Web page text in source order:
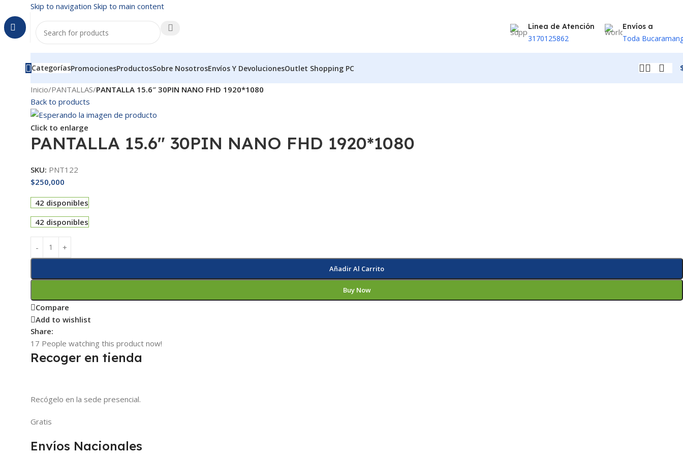
Skip to navigation Skip to main content
Linea de Atención
3170125862
Envíos a
Toda
CategoríasPromocionesProductosSobre NosotrosEnvíos Y DevolucionesOutlet Shopping PC
Inicio/PANTALLAS/PANTALLA 15.6″ 30PIN NANO FHD 1920*1080
Back to products
Click to enlarge
PANTALLA 15.6″ 30PIN NANO FHD 1920*1080
SKU: PNT122
$250,000
42 disponibles
42 disponibles
Añadir Al Carrito
Buy Now
Compare
Add to wishlist
Share:
17 People watching this product now!
Recoger en tienda
Recógelo en la sede presencial.
Gratis
Envíos Nacionales